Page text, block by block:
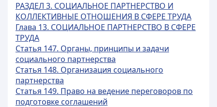
РАЗДЕЛ 3. СОЦИАЛЬНОЕ ПАРТНЕРСТВО И
КОЛЛЕКТИВНЫЕ ОТНОШЕНИЯ В СФЕРЕ ТРУДА
Глава 13. СОЦИАЛЬНОЕ ПАРТНЕРСТВО В СФЕРЕ
ТРУДА
Статья 147. Органы, принципы и задачи
социального партнерства
Статья 148. Организация социального
партнерства
Статья 149. Право на ведение переговоров по
подготовке соглашений